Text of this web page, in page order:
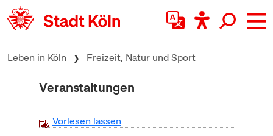
zum Inhalt springen
Leben in Köln Freizeit, Natur und Sport
Veranstaltungen
Vorlesen lassen